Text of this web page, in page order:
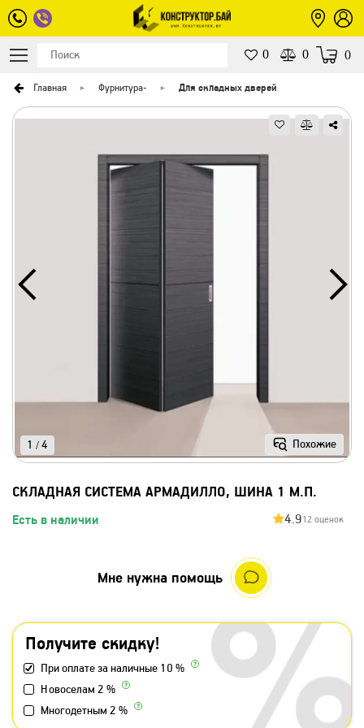
0 0 0
Главная Фурнитура- Для складных дверей
Похожие
1 / 4
СКЛАДНАЯ СИСТЕМА АРМАДИЛЛО, ШИНА 1 М.П.
Есть в наличии 4.912 оценок
Получите скидку!
При оплате за наличные 10 %
Новоселам 2 %
Многодетным 2 %
Мне нужна помощь